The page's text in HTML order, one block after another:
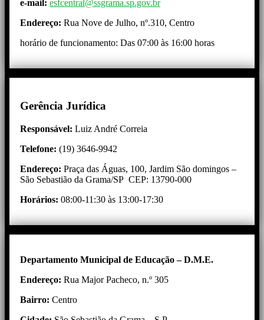
e-mail: esfcentral@ssgrama.sp.gov.br
Endereço: Rua Nove de Julho, nº.310, Centro
horário de funcionamento: Das 07:00 às 16:00 horas
Gerência Jurídica
Responsável: Luiz André Correia
Telefone: (19) 3646-9942
Endereço: Praça das Águas, 100, Jardim São domingos –
São Sebastião da Grama/SP CEP: 13790-000
Horários: 08:00-11:30 às 13:00-17:30
Departamento Municipal de Educação – D.M.E.
Endereço: Rua Major Pacheco, n.º 305
Bairro: Centro